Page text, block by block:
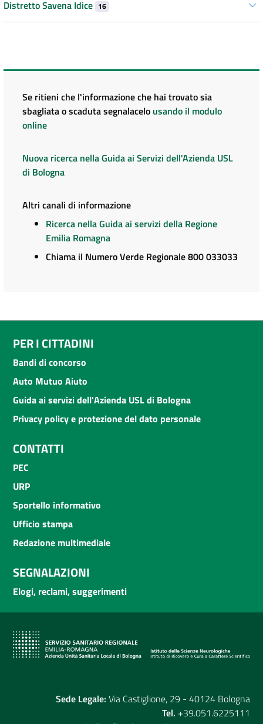
Distretto Savena Idice 16
Se ritieni che l'informazione che hai trovato sia
sbagliata o scaduta segnalacelo usando il modulo
online
Nuova ricerca nella Guida ai Servizi dell'Azienda USL
di Bologna
Altri canali di informazione
Ricerca nella Guida ai servizi della Regione
Emilia Romagna
Chiama il Numero Verde Regionale 800 033033
PER I CITTADINI
Bandi di concorso
Auto Mutuo Aiuto
Guida ai servizi dell'Azienda USL di Bologna
Privacy policy e protezione del dato personale
CONTATTI
PEC
URP
Sportello informativo
Ufficio stampa
Redazione multimediale
SEGNALAZIONI
Elogi, reclami, suggerimenti
Sede Legale: Via Castiglione, 29 - 40124 Bologna
Tel. +39.051.6225111